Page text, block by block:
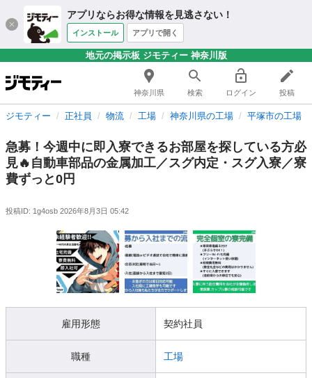
アプリならお得な情報を見逃さない！
インストール アプリで開く
地元の掲示板 ジモティー 神奈川版
神奈川県 検索 ログイン 投稿
ジモティー 正社員 物流 工場 神奈川県の工場 平塚市の工場
急募！今週中に即入寮できるお部屋を探している方必
見🔥自動車部品の金属加工／スグ内定・スグ入寮／寮
費ずっと0円
投稿ID: 1g4osb 2026年8月3日 05:42
雇用形態 契約社員
職種 工場